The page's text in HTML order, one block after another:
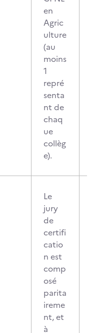
en
Agric
ulture
(au
moins
1
repré
senta
nt de
chaq
ue
collèg
e).
Le
jury
de
certifi
catio
n est
comp
osé
parita
ireme
nt, et
à